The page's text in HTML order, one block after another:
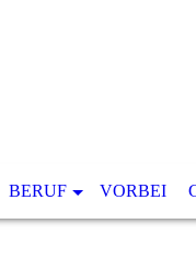
BERUF VORBEI